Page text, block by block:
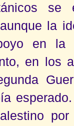
se
la
en
en los